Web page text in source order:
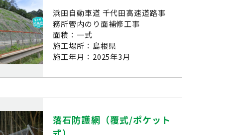
浜田自動車道 千代田高速道路事
務所管内のり面補修工事
面積：一式
施工場所：島根県
施工年月：2025年3月
落石防護網（覆式/ポケット